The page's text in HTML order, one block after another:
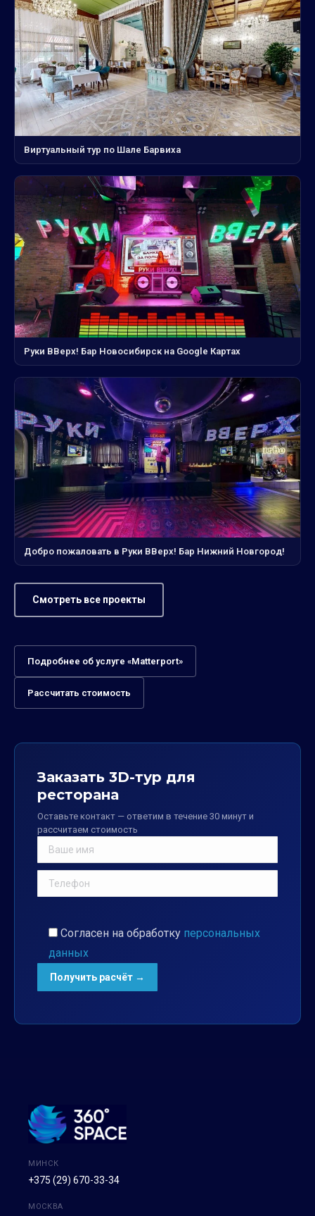
Виртуальный тур по Шале Барвиха
Руки ВВерх! Бар Новосибирск на Google Картах
Добро пожаловать в Руки ВВерх! Бар Нижний Новгород!
Смотреть все проекты
Подробнее об услуге «Matterport»
Рассчитать стоимость
Заказать 3D-тур для
ресторана
Оставьте контакт — ответим в течение 30 минут и
рассчитаем стоимость
Согласен на обработку персональных
данных
МИНСК
+375 (29) 670-33-34
МОСКВА